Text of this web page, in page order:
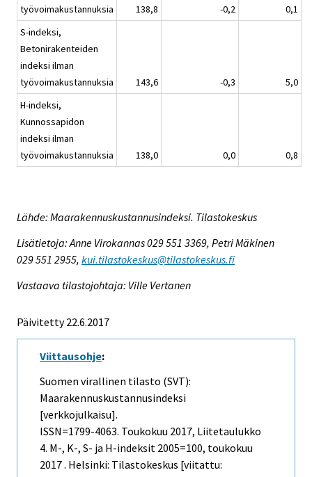
työvoimakustannuksia
138,8 -0,2
0,1
S-indeksi,
Betonirakenteiden
indeksi ilman
työvoimakustannuksia
143,6 -0,3
5,0
H-indeksi,
Kunnossapidon
indeksi ilman
työvoimakustannuksia
138,0 0,0 0,8
Lähde: Maarakennuskustannusindeksi. Tilastokeskus
Lisätietoja: Anne Virokannas 029 551 3369, Petri Mäkinen
029 551 2955, kui.tilastokeskus@tilastokeskus.fi
Vastaava tilastojohtaja: Ville Vertanen
Päivitetty 22.6.2017
Viittausohje:
Suomen virallinen tilasto (SVT):
Maarakennuskustannusindeksi
[verkkojulkaisu].
ISSN=1799-4063. Toukokuu 2017, Liitetaulukko
4. M-, K-, S- ja H-indeksit 2005=100, toukokuu
2017 . Helsinki: Tilastokeskus [viitattu: